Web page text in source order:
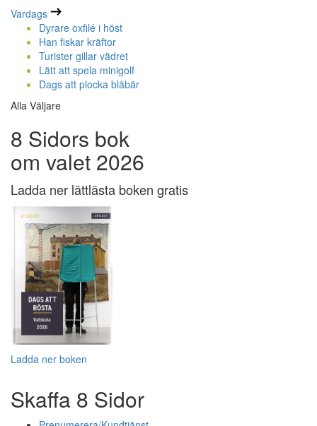
Vardags
Dyrare oxfilé i höst
Han fiskar kräftor
Turister gillar vädret
Lätt att spela minigolf
Dags att plocka blåbär
Alla Väljare
8 Sidors bok
om valet 2026
Ladda ner lättlästa boken gratis
Ladda ner boken
Skaffa 8 Sidor